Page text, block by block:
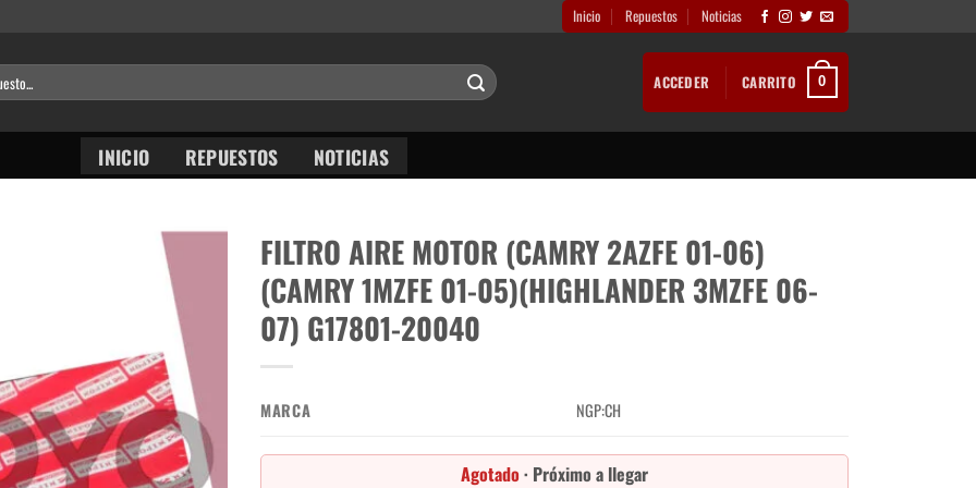
Inicio Repuestos Noticias
ACCEDER CARRITO 0
INICIO REPUESTOS NOTICIAS
FILTRO AIRE MOTOR (CAMRY 2AZFE 01-06)
(CAMRY 1MZFE 01-05)(HIGHLANDER 3MZFE 06-
07) G17801-20040
MARCA NGP:CH
Agotado · Próximo a llegar